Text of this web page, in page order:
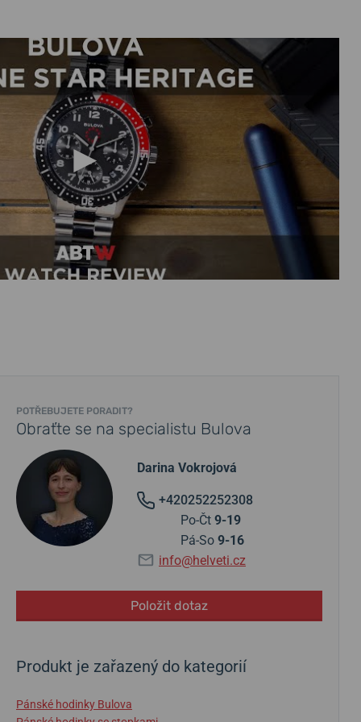
POTŘEBUJETE PORADIT?
Obraťte se na specialistu Bulova
Darina Vokrojová
+420252252308
Po-Čt 9-19
Pá-So 9-16
info@helveti.cz
Položit dotaz
Produkt je zařazený do kategorií
Pánské hodinky Bulova